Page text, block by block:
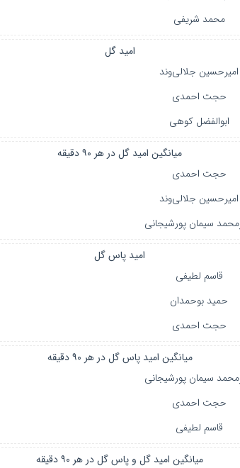
محمد شریفی
امید گل
امیرحسین جلالی‌وند
حجت احمدی
ابوالفضل کوهی
میانگین امید گل در هر ۹۰ دقیقه
حجت احمدی
امیرحسین جلالی‌وند
سیمان پورشیجانی
امید پاس گل
قاسم لطیفی
حمید بوحمدان
حجت احمدی
میانگین امید پاس گل در هر ۹۰ دقیقه
سیمان پورشیجانی
حجت احمدی
قاسم لطیفی
میانگین امید گل و پاس گل در هر ۹۰ دقیقه